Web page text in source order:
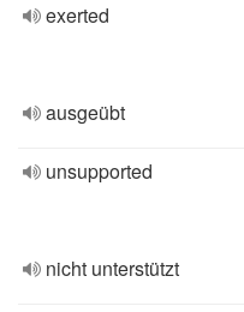
exerted
ausgeübt
unsupported
nicht unterstützt